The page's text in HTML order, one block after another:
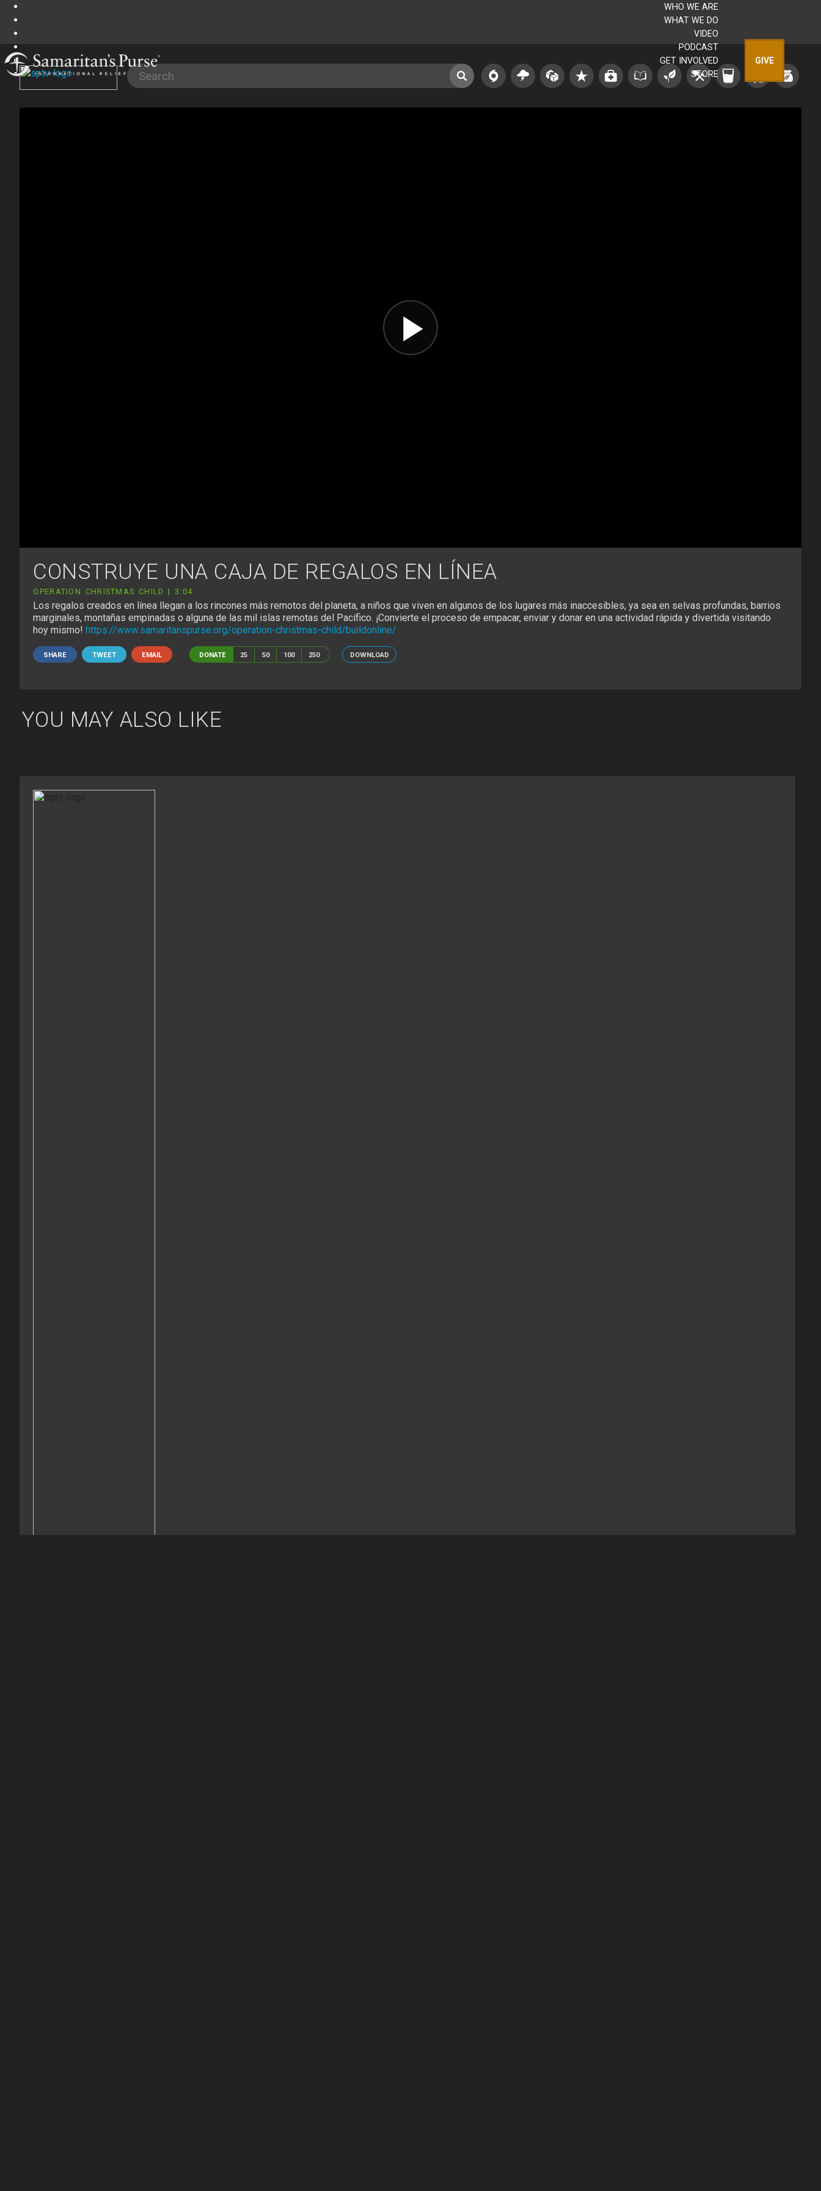
WHO WE ARE
WHAT WE DO
VIDEO
PODCAST
GET INVOLVED
STORE
GIVE
CONSTRUYE UNA CAJA DE REGALOS EN LÍNEA
OPERATION CHRISTMAS CHILD | 3:04
Los regalos creados en línea llegan a los rincones más remotos del planeta, a niños que viven en algunos de los lugares más inaccesibles, ya sea en selvas profundas, barrios
marginales, montañas empinadas o alguna de las mil islas remotas del Pacífico. ¡Convierte el proceso de empacar, enviar y donar en una actividad rápida y divertida visitando
hoy mismo!https://www.samaritanspurse.org/operation-christmas-child/buildonline/
SHARE TWEET EMAIL DONATE 25 50 100 250 DOWNLOAD
YOU MAY ALSO LIKE